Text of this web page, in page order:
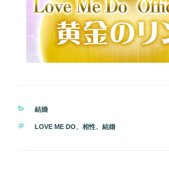
カ
ゴ
ー
結婚
タ
LOVE ME DO、 相性、 結婚